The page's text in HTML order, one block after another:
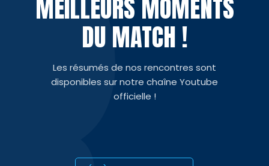
MEILLEURS MOMENTS
DU MATCH !
Les résumés de nos rencontres sont
disponibles sur notre chaîne Youtube
officielle !